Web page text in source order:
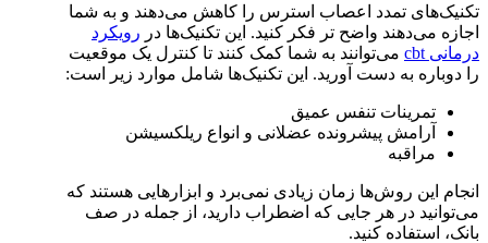
تکنیک‌های تمدد اعصاب استرس را کاهش می‌دهند و به شما
اجازه می‌دهند واضح تر فکر کنید. این تکنیک‌ها در رویکرد
درمانی cbt
می‌توانند به شما کمک کنند تا کنترل یک موقعیت
را دوباره به دست آورید. این تکنیک‌ها شامل موارد زیر است:
تمرینات تنفس عمیق
آرامش پیشرونده عضلانی و انواع ریلکسیشن
مراقبه
انجام این روش‌ها زمان زیادی نمی‌برد و ابزارهایی هستند که
می‌توانید در هر جایی که اضطراب دارید، از جمله در صف
بانک، استفاده کنید.